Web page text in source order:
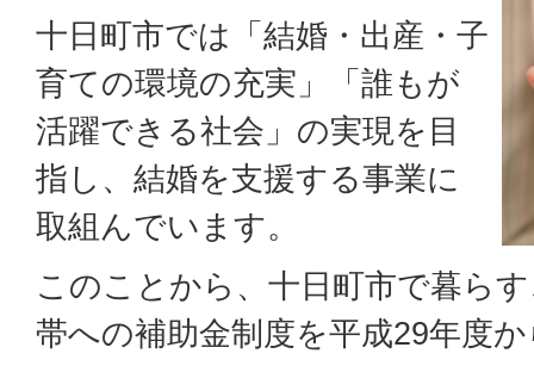
十日町市では「結婚・出産・子
育ての環境の充実」「誰もが
活躍できる社会」の実現を目
指し、結婚を支援する事業に
取組んでいます。
このことから、十日町市で暮ら
帯への補助金制度を平成29年度